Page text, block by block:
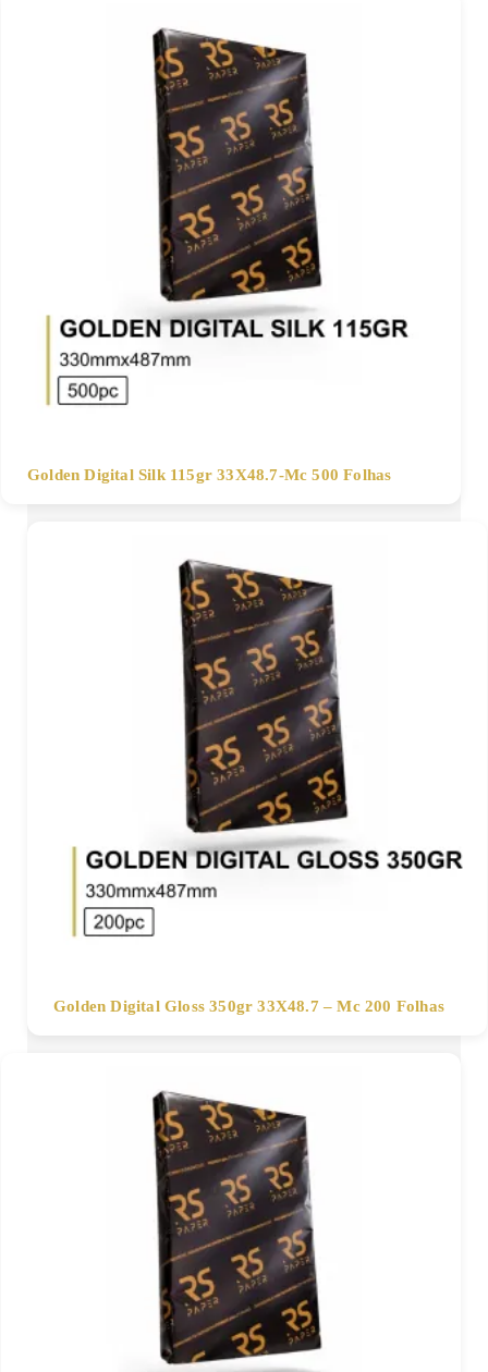
Golden Digital Silk 115gr 33X48.7-Mc 500 Folhas
Golden Digital Gloss 350gr 33X48.7 – Mc 200 Folhas